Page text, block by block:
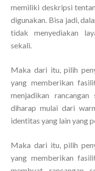
memiliki deskripsi
digunakan. Bisa jadi,
tidak menyediakan
sekali.
Maka dari itu, pilih
yang memberikan
menjadikan
diharap mulai dari
identitas yang lain yang
Maka dari itu, pilih
yang memberikan